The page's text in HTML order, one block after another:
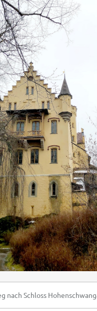
nach Schloss